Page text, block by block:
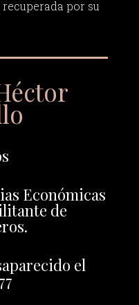
por su
Económicas
de
el